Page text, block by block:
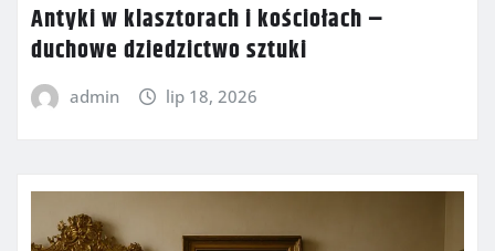
Antyki w klasztorach i kościołach –
duchowe dziedzictwo sztuki
admin lip 18, 2026